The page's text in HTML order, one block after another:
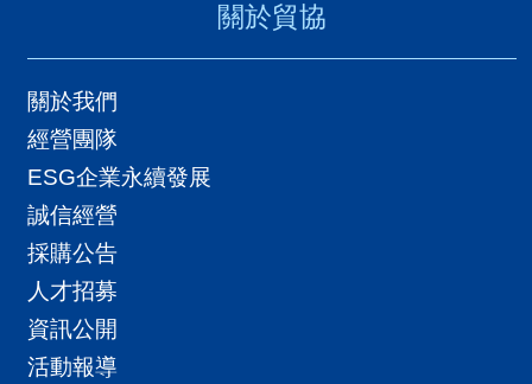
關於貿協
關於我們
經營團隊
ESG企業永續發展
誠信經營
採購公告
人才招募
資訊公開
活動報導